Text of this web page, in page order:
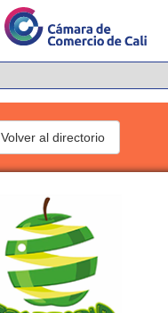
Volver al directorio